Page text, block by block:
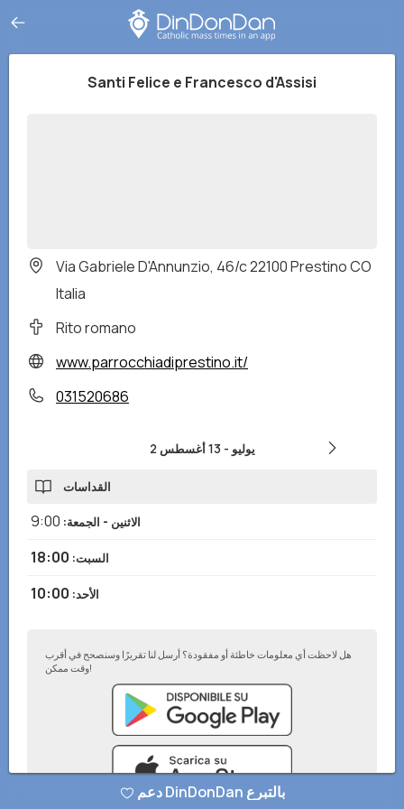
Santi Felice e Francesco d'Assisi
Via Gabriele D'Annunzio, 46/c 22100 Prestino CO
Italia
Rito romano
www.parrocchiadiprestino.it/
031520686
2 يوليو -13 أغسطس
القداسات
الاثنين - الجمعة:
9:00
السبت:
18:00
الأحد:
10:00
هل لاحظت أي معلومات خاطئة أو مفقودة؟ أرسل لنا تقريرًا وسنصحح في أقرب
وقت ممكن!
دعم DinDonDan بالتبرع